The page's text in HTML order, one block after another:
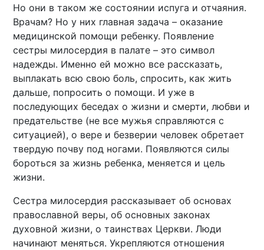
Но они в таком же состоянии испуга и отчаяния.
Врачам? Но у них главная задача – оказание
медицинской помощи ребенку. Появление
сестры милосердия в палате – это символ
надежды. Именно ей можно все рассказать,
выплакать всю свою боль, спросить, как жить
дальше, попросить о помощи. И уже в
последующих беседах о жизни и смерти, любви и
предательстве (не все мужья справляются с
ситуацией), о вере и безверии человек обретает
твердую почву под ногами. Появляются силы
бороться за жизнь ребенка, меняется и цель
жизни.
Сестра милосердия рассказывает об основах
православной веры, об основных законах
духовной жизни, о таинствах Церкви. Люди
начинают меняться. Укрепляются отношения